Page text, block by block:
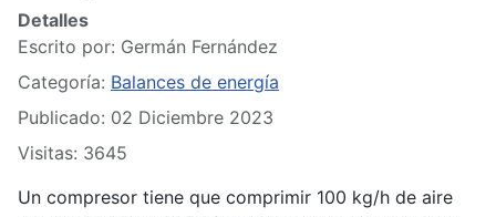
Detalles
Escrito por: Germán Fernández
Categoría: Balances de energía
Publicado: 02 Diciembre 2023
Visitas: 3645
Un compresor tiene que comprimir 100 kg/h de aire